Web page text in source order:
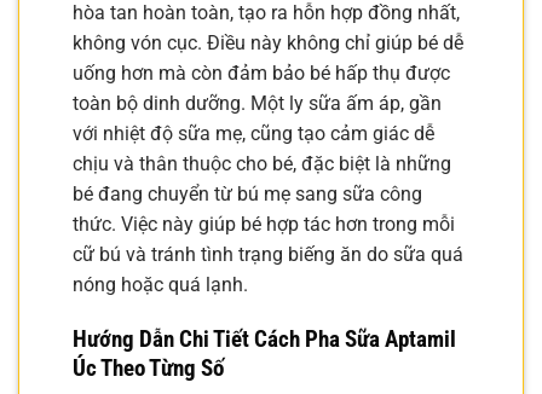
hòa tan hoàn toàn, tạo ra hỗn hợp đồng nhất,
không vón cục. Điều này không chỉ giúp bé dễ
uống hơn mà còn đảm bảo bé hấp thụ được
toàn bộ dinh dưỡng. Một ly sữa ấm áp, gần
với nhiệt độ sữa mẹ, cũng tạo cảm giác dễ
chịu và thân thuộc cho bé, đặc biệt là những
bé đang chuyển từ bú mẹ sang sữa công
thức. Việc này giúp bé hợp tác hơn trong mỗi
cữ bú và tránh tình trạng biếng ăn do sữa quá
nóng hoặc quá lạnh.
Hướng Dẫn Chi Tiết Cách Pha Sữa Aptamil
Úc Theo Từng Số